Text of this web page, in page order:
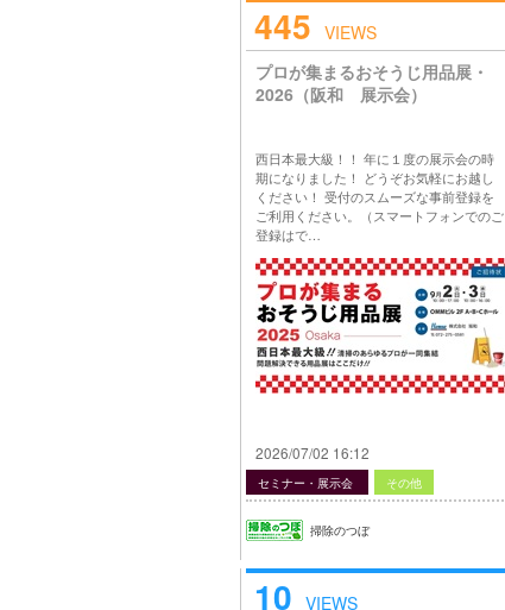
445 VIEWS
プロが集まるおそうじ用品展・
2026（阪和 展示会）
西日本最大級！！ 年に１度の展示会の時
期になりました！ どうぞお気軽にお越し
ください！ 受付のスムーズな事前登録を
ご利用ください。（スマートフォンでのご
登録はで…
2026/07/02 16:12
セミナー・展示会 その他
掃除のつぼ
10 VIEWS